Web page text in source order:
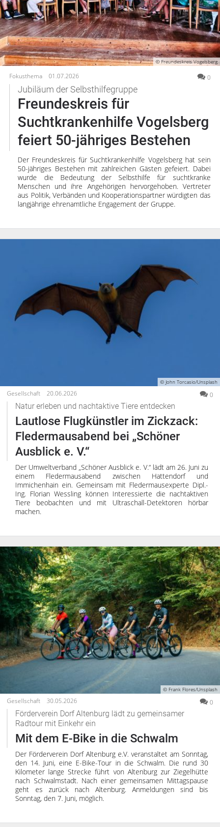
Gesundheit
Kultur
Lifestyle
Wirtschaft
Vogelsberg
Alsfeld
Lauterbach
Romrod
Ohm
Schotten
Schlitz
Antrifttal
Freiensteinau
Gemünden
Herbstein
Kirtorf
Lautertal
Schwalm
Fulda
Gießen
Impressum
Datenschutzerklärung
Neu
bei
Oberhessen-
Live?
Registriere
dich
kostenlos
kostenlos
registrieren
© Freundeskreis Vogelsberg
Fokusthema 01.07.2026 0
Jubiläum der Selbsthilfegruppe
Freundeskreis für
Suchtkrankenhilfe Vogelsberg
feiert 50-jähriges Bestehen
Der Freundeskreis für Suchtkrankenhilfe Vogelsberg hat sein
50-jähriges Bestehen mit zahlreichen Gästen gefeiert. Dabei
wurde die Bedeutung der Selbsthilfe für suchtkranke
Menschen und ihre Angehörigen hervorgehoben. Vertreter
aus Politik, Verbänden und Kooperationspartner würdigten das
langjährige ehrenamtliche Engagement der Gruppe.
© John Torcasio/Unsplash
Gesellschaft 20.06.2026 0
Natur erleben und nachtaktive Tiere entdecken
Lautlose Flugkünstler im Zickzack:
Fledermausabend bei „Schöner
Ausblick e. V.“
Der Umweltverband „Schöner Ausblick e. V.“ lädt am 26. Juni zu
einem Fledermausabend zwischen Hattendorf und
Immichenhain ein. Gemeinsam mit Fledermausexperte Dipl.-
Ing. Florian Wessling können Interessierte die nachtaktiven
Tiere beobachten und mit Ultraschall-Detektoren hörbar
machen.
© Frank Flores/Unsplash
Gesellschaft 30.05.2026 0
Förderverein Dorf Altenburg lädt zu gemeinsamer
Radtour mit Einkehr ein
Mit dem E-Bike in die Schwalm
Der Förderverein Dorf Altenburg e.V. veranstaltet am Sonntag,
den 14. Juni, eine E-Bike-Tour in die Schwalm. Die rund 30
Kilometer lange Strecke führt von Altenburg zur Ziegelhütte
nach Schwalmstadt. Nach einer gemeinsamen Mittagspause
geht es zurück nach Altenburg. Anmeldungen sind bis
Sonntag, den 7. Juni, möglich.